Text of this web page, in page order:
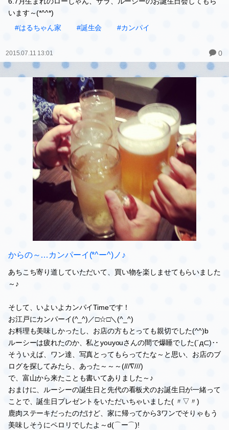
います～(*^^*)
#はるちゃん家
#誕生会 #カンパイ
2015.07.11 13:01 0
からの～…カンパーイ(*^ー^)ノ♪
あちこち寄り道していただいて、買い物を楽しませてもらいました
～♪
そして、いよいよカンパイTimeです！
お江戸にカンパーイ(^_^)／□☆□＼(^_^)
お料理も美味しかったし、お店の方もとっても親切でした(^^)b
ルーシーは疲れたのか、私とyouyouさんの間で爆睡でした(´д⊂)‥
そういえば、ワン達、写真とってもらってたな～と思い、お店のブ
ログを探してみたら、あった～～～(///∇///)
で、富山から来たことも書いてありました～♪
おまけに、ルーシーの誕生日と先代の看板犬のお誕生日が一緒って
ことで、誕生日プレゼントをいただいちゃいました( 〃▽〃)
鹿肉ステーキだったのだけど、家に帰ってから3ワンでそりゃもう
美味しそうにペロリでしたよ～d(⌒ー⌒)!